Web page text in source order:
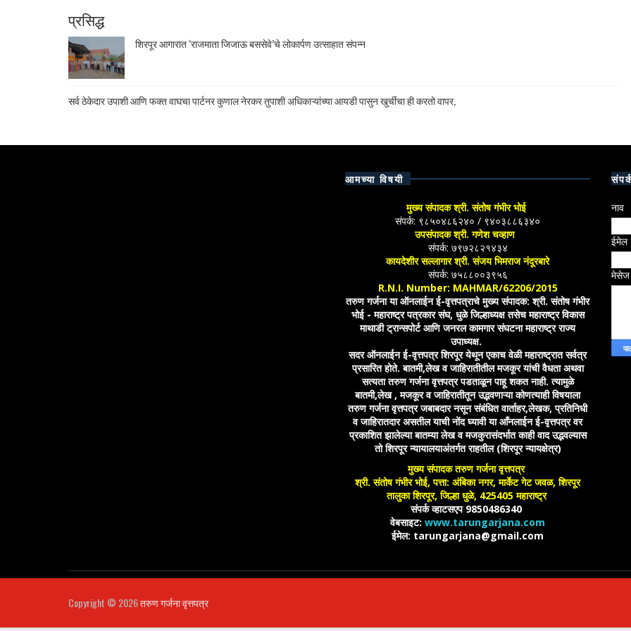
प्रसिद्ध
शिरपूर आगारात ‘राजमाता जिजाऊ बससेवे’चे लोकार्पण उत्साहात संपन्न
सर्व ठेकेदार उपाशी आणि फक्त वाघचा पार्टनर कुणाल नेरकर तुपाशी अधिकाऱ्यांच्या आयडी पासुन खुर्चीचा ही करतो वापर,
आमच्या विषयी
मुख्य संपादक श्री. संतोष गंभीर भोई
संपर्क: ९८५०४८६२४० / ९४०३८८६३४०
उपसंपादक श्री. गणेश चव्हाण
संपर्क: ७९७२८२१४३४
कायदेशीर सल्लागार श्री. संजय भिमराज नंदूरबारे
संपर्क: ७५८८००३९५६
R.N.I. Number: MAHMAR/62206/2015
तरुण गर्जना या ऑनलाईन ई-वृत्तपत्राचे मुख्य संपादक: श्री. संतोष गंभीर
भोई - महाराष्ट्र पत्रकार संघ, धुळे जिल्हाध्यक्ष तसेच महाराष्ट्र विकास
माथाडी ट्रान्सपोर्ट आणि जनरल कामगार संघटना महाराष्ट्र राज्य
उपाध्यक्ष.
सदर ऑनलाईन ई-वृत्तपत्र शिरपूर येथून एकाच वेळी महाराष्ट्रात सर्वत्र
प्रसारित होते. बातमी,लेख व जाहिरातीतील मजकूर यांची वैधता अथवा
सत्यता तरुण गर्जना वृत्तपत्र पडताळून पाहू शकत नाही. त्यामुळे
बातमी,लेख , मजकूर व जाहिरातीतून उद्भवणाऱ्या कोणत्याही विषयाला
तरुण गर्जना वृत्तपत्र जबाबदार नसून संबंधित वार्ताहर,लेखक, प्रतिनिधी
व जाहिरातदार असतील याची नोंद घ्यावी या आँनलाईन ई-वृत्तपत्र वर
प्रकाशित झालेल्या बातम्या लेख व मजकुरासंदर्भात काही वाद उद्भवल्यास
तो शिरपूर न्यायालयाअंतर्गत राहतील (शिरपूर न्यायक्षेत्र)
मुख्य संपादक तरुण गर्जना वृत्तपत्र
श्री. संतोष गंभीर भोई, पत्ता: अंबिका नगर, मार्केट गेट जवळ, शिरपूर
तालुका शिरपूर, जिल्हा धुळे, 425405 महाराष्ट्र
संपर्क व्हाटसएप 9850486340
वेबसाइट: www.tarungarjana.com
ईमेल: tarungarjana@gmail.com
नाव
ईमेल
मेसेज
Copyright © 2026तरुण गर्जना वृत्तपत्र